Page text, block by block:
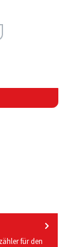
für den